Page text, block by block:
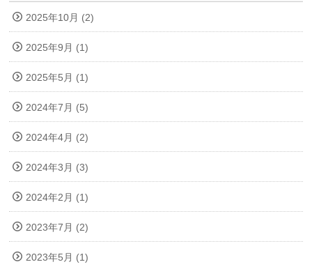
2025年10月 (2)
2025年9月 (1)
2025年5月 (1)
2024年7月 (5)
2024年4月 (2)
2024年3月 (3)
2024年2月 (1)
2023年7月 (2)
2023年5月 (1)